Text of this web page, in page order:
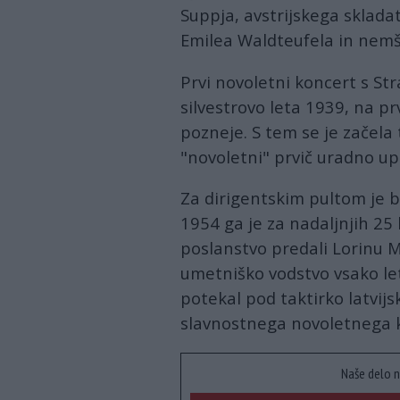
Suppja, avstrijskega
Emilea Waldteufela in
Prvi novoletni koncert s
silvestrovo leta 1939, na
pozneje. S tem se je
"novoletni" prvič uradno
Za dirigentskim pultom je
1954 ga je za nadaljnjih
poslanstvo predali Lorinu
umetniško vodstvo vsako
potekal pod taktirko
slavnostnega
Naše delo